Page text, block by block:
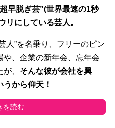
早脱ぎ芸”(世界最速の1秒
リにしている芸人。
人”を名乗り、フリーのピン
、企業の新年会、忘年会
、 そんな彼が会社を興
から仰天！
を読む